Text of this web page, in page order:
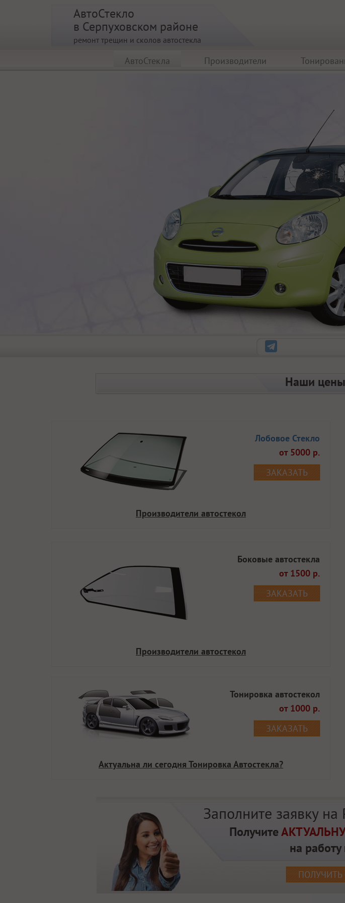
АвтоСтекло
в Серпуховском районе
ремонт трещин и сколов автостекла
АвтоСтекла
Производители
Наши цены
Лобовое Стекло
от 5000 р.
ЗАКАЗАТЬ
Производители автостекол
Боковые автостекла
от 1500 р.
ЗАКАЗАТЬ
Производители автостекол
Тонировка автостекол
от 1000 р.
ЗАКАЗАТЬ
Актуальна ли сегодня Тонировка Автостекла?
Заполните заявку
Получите
на работу
ПОЛУЧИТЬ